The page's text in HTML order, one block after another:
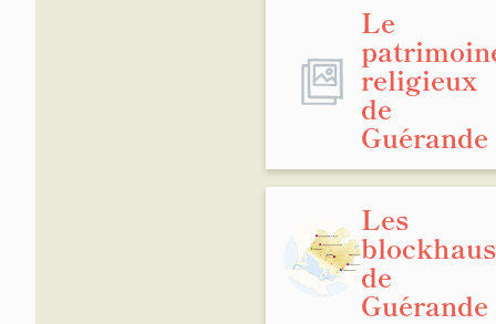
Le
religieux
de
Guérande
Les
blockhaus
de
Guérande